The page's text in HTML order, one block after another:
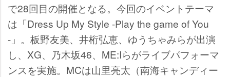
で28回目の開催となる。今回のイベントテーマ
は「Dress Up My Style -Play the game of You
-」。板野友美、井桁弘恵、ゆうちゃみらが出演
し、XG、乃木坂46、ME:Iらがライブパフォーマ
ンスを実施。MCは山里亮太（南海キャンディー